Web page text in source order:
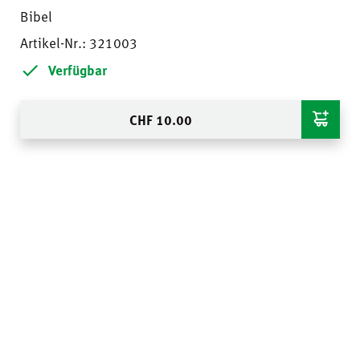
Bibel
Artikel-Nr.: 321003
Verfügbar
CHF 10.00